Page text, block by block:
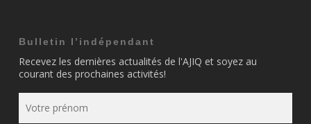
Bulletin l’indépendant
Recevez les dernières actualités de l'AJIQ et soyez au
courant des prochaines activités!